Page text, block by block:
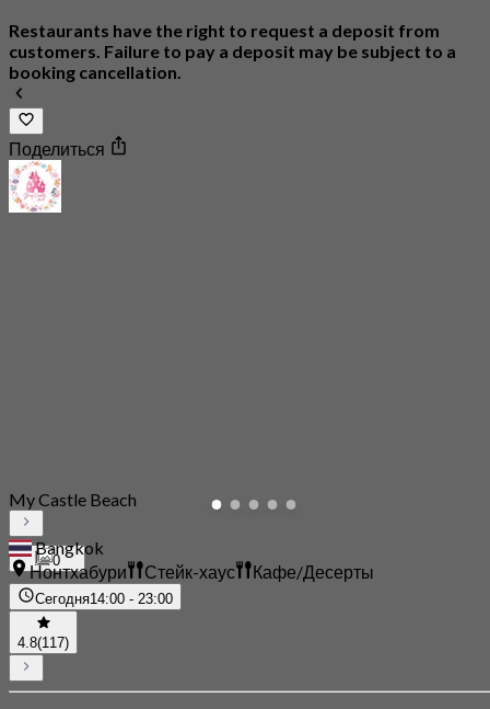
Restaurants have the right to request a deposit from
customers. Failure to pay a deposit may be subject to a
booking cancellation.
Поделиться
0
My Castle Beach
Bangkok
Нонтхабури
Стейк-хаус Кафе/Десерты
Сегодня14:00 - 23:00
4.8(117)